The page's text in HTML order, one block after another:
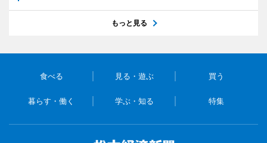
もっと見る
食べる 見る・遊ぶ 買う
暮らす・働く 学ぶ・知る 特集